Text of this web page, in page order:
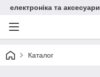
електроніка та аксесуари
Каталог